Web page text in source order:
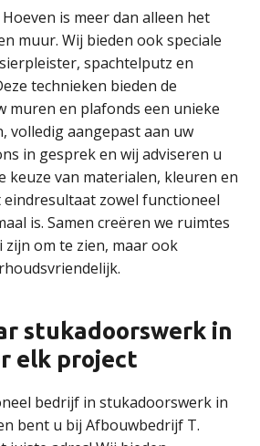
is meer dan alleen het
muur. Wij bieden ook speciale
spachtelputz en
technieken bieden de
muren en plafonds een unieke
volledig aangepast aan uw
in gesprek en wij adviseren u
keuze van materialen, kleuren en
zowel functioneel
is. Samen creëren we ruimtes
zijn om te zien, maar ook
stukadoorswerk in
elk project
bedrijf in stukadoorswerk in
bent u bij Afbouwbedrijf T.